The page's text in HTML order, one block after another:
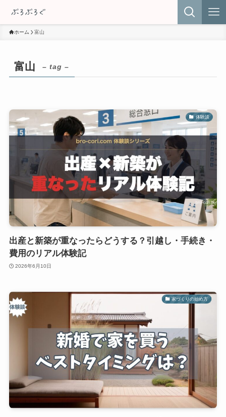
ホーム 富山
富山 – tag –
体験談
出産と新築が重なったらどうする？引越し・手続き・
費用のリアル体験記
2026年6月10日
家づくりの始め方